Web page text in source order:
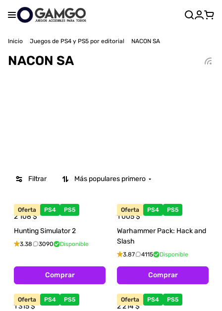
Inicio Juegos de PS4 y PS5 por editorial NACON SA
NACON SA
Filtrar Más populares primero
Oferta PS4 PS5
2 108$
Hunting Simulator 2
3.38 3090 Disponible
Comprar
Oferta PS4 PS5
1 005$
Warhammer Pack: Hack and
Slash
3.87 4115 Disponible
Comprar
Oferta PS4 PS5
1 315$
Oferta PS4 PS5
2 214$